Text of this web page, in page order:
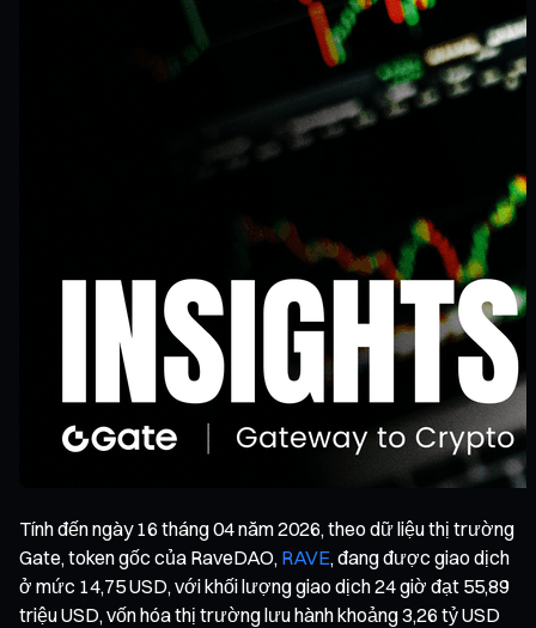
Tính đến ngày 16 tháng 04 năm 2026, theo dữ liệu thị trường
Gate, token gốc của RaveDAO, RAVE, đang được giao dịch
ở mức 14,75 USD, với khối lượng giao dịch 24 giờ đạt 55,89
triệu USD, vốn hóa thị trường lưu hành khoảng 3,26 tỷ USD